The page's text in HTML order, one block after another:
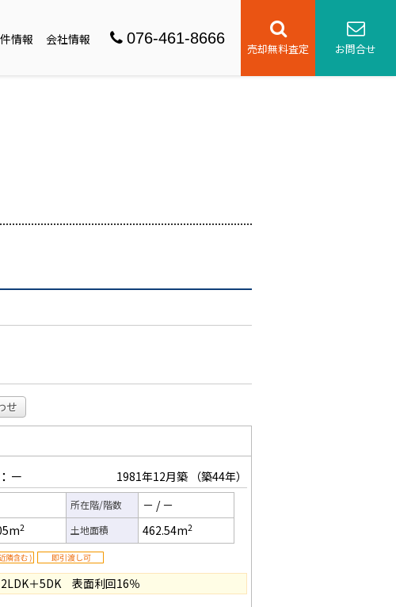
情報 会社情報 076-461-8666
売却無料査定 お問合せ
せ
－ 1981年12月築 （築44年）
所在階/階数 － /－
2 土地面積 462.54m2
＋5DK 表面利回16％